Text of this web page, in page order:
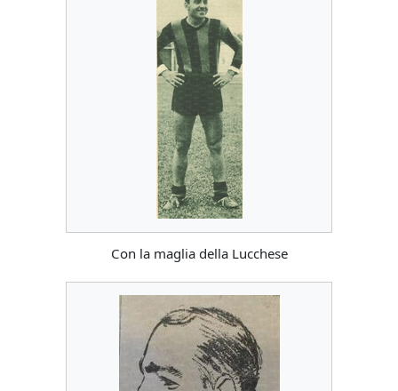
Con la maglia della Lucchese